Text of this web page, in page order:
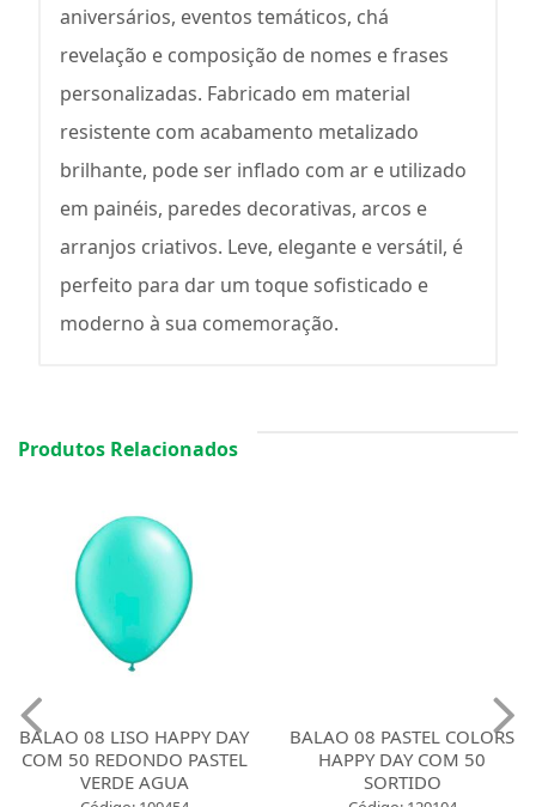
aniversários, eventos temáticos, chá
revelação e composição de nomes e frases
personalizadas. Fabricado em material
resistente com acabamento metalizado
brilhante, pode ser inflado com ar e utilizado
em painéis, paredes decorativas, arcos e
arranjos criativos. Leve, elegante e versátil, é
perfeito para dar um toque sofisticado e
moderno à sua comemoração.
Produtos Relacionados
BALAO 08 LISO HAPPY DAY
COM 50 REDONDO PASTEL
VERDE AGUA
BALAO 08 PASTEL COLORS
HAPPY DAY COM 50
SORTIDO